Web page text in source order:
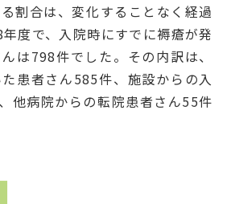
割合は、変化することなく経過
度で、入院時にすでに褥瘡が発
は798件でした。その内訳は、
患者さん585件、施設からの入
他病院からの転院患者さん55件